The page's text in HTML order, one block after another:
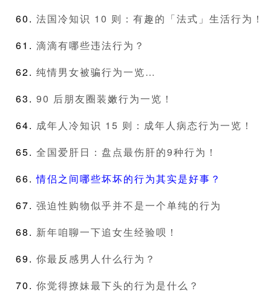
法国冷知识 10 则：有趣的「法式」生活行为！
滴滴有哪些违法行为？
纯情男女被骗行为一览…
90 后朋友圈装嫩行为一览！
成年人冷知识 15 则：成年人病态行为一览！
全国爱肝日：盘点最伤肝的9种行为！
情侣之间哪些坏坏的行为其实是好事？
强迫性购物似乎并不是一个单纯的行为
新年咱聊一下追女生经验呗！
你最反感男人什么行为？
你觉得撩妹最下头的行为是什么？